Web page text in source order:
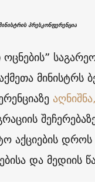
პრესკონფერენცია
მინისტრს
აღნიშნა,
აქციების
და მედიის